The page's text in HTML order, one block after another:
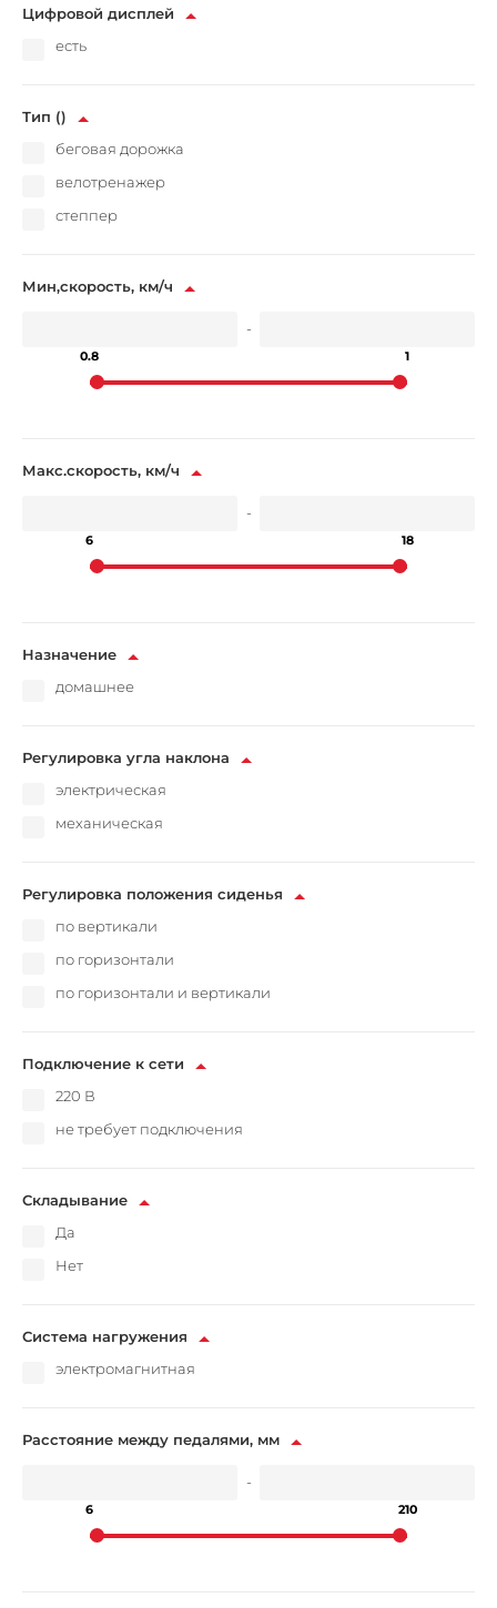
Цифровой дисплей
есть
Тип ()
беговая дорожка
велотренажер
степпер
Мин,скорость, км/ч
-
0.8 1
Макс.скорость, км/ч
-
6 18
Назначение
домашнее
Регулировка угла наклона
электрическая
механическая
Регулировка положения сиденья
по вертикали
по горизонтали
по горизонтали и вертикали
Подключение к сети
220 В
не требует подключения
Складывание
Да
Нет
Система нагружения
электромагнитная
Расстояние между педалями, мм
-
6 210